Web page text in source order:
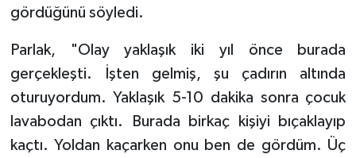
gördüğünü söyledi.
Parlak, "Olay yaklaşık iki yıl önce burada
gerçekleşti. İşten gelmiş, şu çadırın altında
oturuyordum. Yaklaşık 5-10 dakika sonra çocuk
lavabodan çıktı. Burada birkaç kişiyi bıçaklayıp
kaçtı. Yoldan kaçarken onu ben de gördüm. Üç